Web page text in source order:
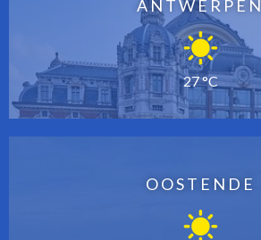
ANTWERPEN
27 °C
OOSTENDE